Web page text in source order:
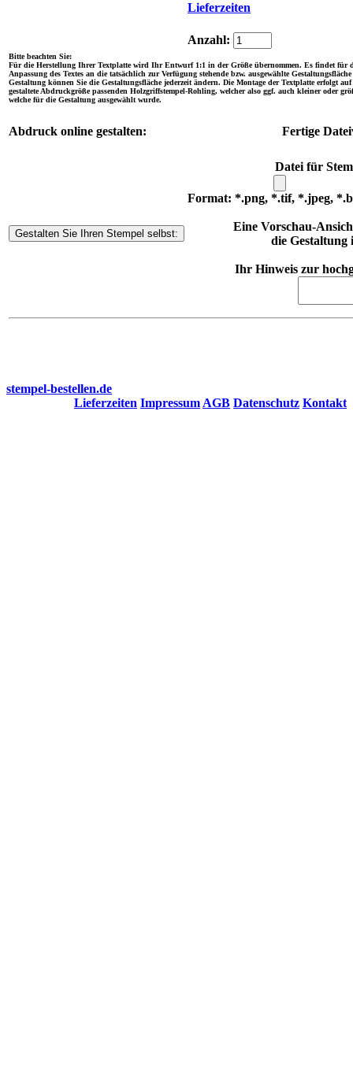
Lieferzeiten
Anzahl:
Bitte beachten Sie:
Für die Herstellung Ihrer Textplatte wird Ihr Entwurf 1:1 in der Größe übernommen. Es findet für
Anpassung des Textes an die tatsächlich zur Verfügung stehende bzw. ausgewählte
Gestaltung können Sie die Gestaltungsfläche jederzeit ändern. Die Montage der Textplatte erfolgt
gestaltete Abdruckgröße passenden Holzgriffstempel-Rohling, welcher also ggf. auch kleiner oder
welche für die Gestaltung ausgewählt wurde.
Abdruck online gestalten: Fertige
Datei für
Format: *.png, *.tif, *.jpeg,
Eine Vorschau-
die
Ihr Hinweis zur
stempel-bestellen.de
Lieferzeiten Impressum AGB Datenschutz Kontakt